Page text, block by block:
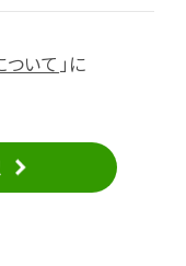
等の配信
への対応
いて 」に